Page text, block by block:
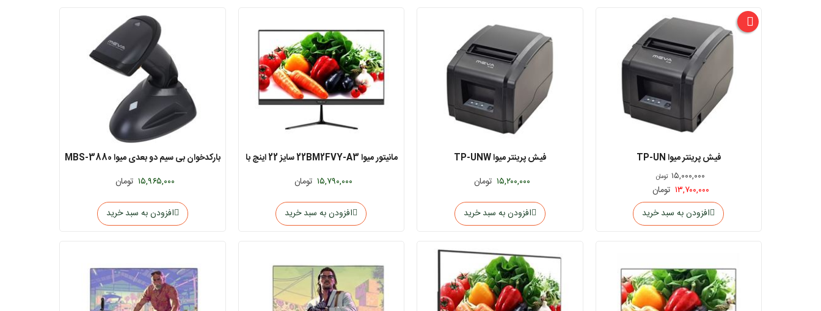
فیش پرینتر میوا TP-UN
۱۵,۰۰۰,۰۰۰ تومان
۱۳,۷۰۰,۰۰۰ تومان
افزودن به سبد خرید
فیش پرینتر میوا TP-UNW
۱۵,۲۰۰,۰۰۰ تومان
افزودن به سبد خرید
مانیتور میوا 22BM2FVY-A3 سایز 22 اینچ با
پایه ثابت
۱۵,۷۹۰,۰۰۰ تومان
افزودن به سبد خرید
بارکدخوان بی سیم دو بعدی میوا MBS-3880
۱۵,۹۶۵,۰۰۰ تومان
افزودن به سبد خرید